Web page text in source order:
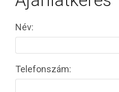
Név:
Telefonszám: